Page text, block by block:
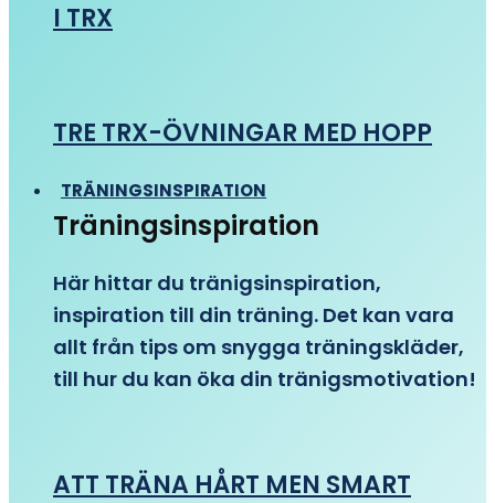
I TRX
TRE TRX-ÖVNINGAR MED HOPP
TRÄNINGSINSPIRATION
Träningsinspiration
Här hittar du tränigsinspiration,
inspiration till din träning. Det kan vara
allt från tips om snygga träningskläder,
till hur du kan öka din tränigsmotivation!
ATT TRÄNA HÅRT MEN SMART